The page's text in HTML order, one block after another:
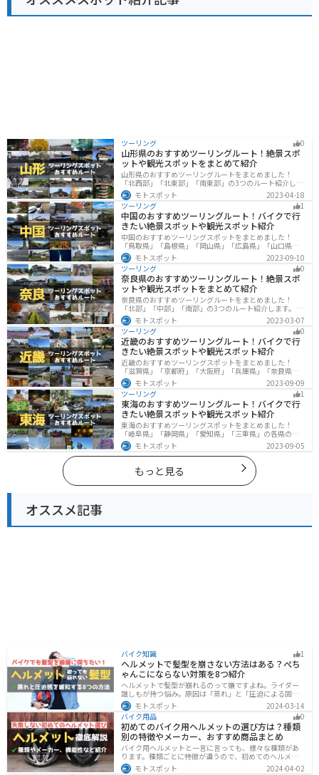
辺には、南アルプスの登山基地として知られるしらび平
や、国の重要文化財に指定されている高遠城址公園な
ツーリング 0
山形県のおすすめツーリングルート！絶景スポ
ットや観光スポットをまとめて紹介
山形県のおすすめツーリングルートをまとめました！
「北西部」「北東部」「南東部」の3つのルート紹介しま
す。豊かな自然と歴史的な観光スポット、山と海どちら
も堪能できるスポットが多数あります。バイクで山形県
にツーリングに行く際は参考にしてください。
モトスポット
2023-04-18
ツーリング
1
中国のおすすめツーリングルート！バイクで行
きたい絶景スポットや観光スポット紹介
中国のおすすめツーリングスポットをまとめました！
「鳥取県」「島根県」「岡山県」「広島県」「山口県」
の各県の観光地紹介します。自然豊かな山々や湖、温泉
地が点在し、四季折々の景色を楽しめるスポットが多数
あります。バイクで中国にツーリングに行く際は参考に
してください。
モトスポット
2023-09-10
ツーリング
0
奈良県のおすすめツーリングルート！絶景スポ
ットや観光スポットをまとめて紹介
奈良県のおすすめツーリングルートをまとめました！
「北部」「中部」「南部」の3つのルート紹介します。歴
史のある神社寺院が多数あり、自然豊かや山々、グルメ
を満喫するツーリングができます。バイクで奈良県にツ
ーリングに行く際は参考にしてください。
モトスポット
2023-03-07
ツーリング
0
近畿のおすすめツーリングルート！バイクで行
きたい絶景スポットや観光スポット紹介
近畿のおすすめツーリングスポットをまとめました！
「滋賀県」「京都府」「大阪府」「兵庫県」「奈良県」
「和歌山」の各県の観光地紹介します。自然豊かな山々
や湖、温泉地が点在し、四季折々の景色を楽しめるスポ
ットが多数あります。バイクで近畿にツーリングに行く
際は参考にしてください。
モトスポット
2023-09-09
ツーリング
1
東海のおすすめツーリングルート！バイクで行
きたい絶景スポットや観光スポット紹介
東海のおすすめツーリングスポットをまとめました！
「岐阜県」「静岡県」「愛知県」「三重県」の各県の観
光地紹介します。自然豊かな山々や湖、温泉地が点在
し、四季折々の景色を楽しめるスポットが多数ありま
す。バイクで東海にツーリングに行く際は参考にしてく
ださい。
モトスポット 2023-09-05
もっと見る
オススメ記事
バイク知識 1
ヘルメットで髪型を崩さない方法はある？ぺち
ゃんこにならない対策を8つ紹介
ヘルメットで髪型が崩れるのって嫌ですよね。ライダー
誰しもが持つ悩み。原因は「蒸れ」と「圧迫による固
定」です。原因に対してしっかりと対策すればヘルメッ
トを被っても髪型を崩さなくすることは可能です。今回
はその方法をまとめました。バイクに乗って髪型が崩れ
るのが気になるという人は、参考にしてください。
モトスポット
2024-03-14
バイク用品
0
初めてのバイク用ヘルメットの選び方は？種類
別の特徴やメーカー、おすすめ商品まとめ
バイク用ヘルメットと一言に言っても、様々な種類があ
ります。種類ごとに特徴が違うので、初めてのヘルメッ
ト選びで失敗しないように、しっかりと理解して選ぶよ
モトスポット
2024-04-02